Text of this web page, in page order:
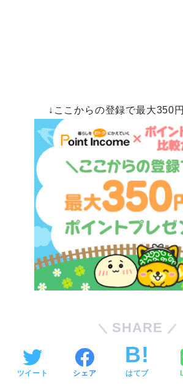
↓ここからの登録で最大350
SHARE
ツイート シェア はてブ